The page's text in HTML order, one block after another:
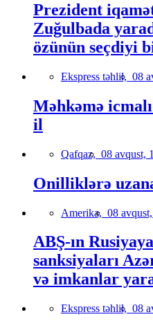
Prezident
Zuğulbada
özünün seçdiyi
Ekspress təhlil, 08
Məhkəmə
il
Qafqaz, 08 avqust,
Onilliklərə
Amerika, 08
ABŞ-ın
sanksiyaları
və imkanlar
Ekspress təhlil, 08